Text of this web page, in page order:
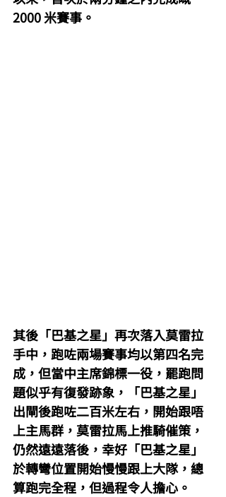
2000 米賽事。
其後「巴基之星」再次落入莫雷拉
手中，跑咗兩場賽事均以第四名完
成，但當中主席錦標一役，罷跑問
題似乎有復發跡象，「巴基之星」
出閘後跑咗二百米左右，開始跟唔
上主馬群，莫雷拉馬上推騎催策，
仍然遠遠落後，幸好「巴基之星」
於轉彎位置開始慢慢跟上大隊，總
算跑完全程，但過程令人擔心。